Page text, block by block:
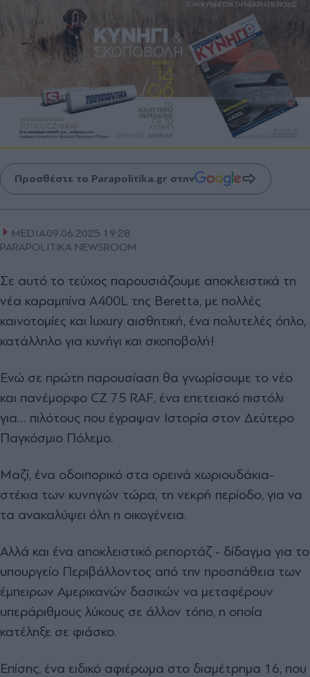
Προσθέστε το Parapolitika.gr στην
MEDIA09.06.2025 19:28
PARAPOLITIKA NEWSROOM
Σε αυτό το τεύχος παρουσιάζουμε αποκλειστικά τη
νέα καραμπίνα Α400L της Beretta, με πολλές
καινοτομίες και luxury αισθητική, ένα πολυτελές όπλο,
κατάλληλο για κυνήγι και σκοποβολή!
Ενώ σε πρώτη παρουσίαση θα γνωρίσουμε το νέο
και πανέμορφο CZ 75 RAF, ένα επετειακό πιστόλι
για… πιλότους που έγραψαν Ιστορία στον Δεύτερο
Παγκόσμιο Πόλεμο.
Μαζί, ένα οδοιπορικό στα ορεινά χωριουδάκια-
στέκια των κυνηγών τώρα, τη νεκρή περίοδο, για να
τα ανακαλύψει όλη η οικογένεια.
Αλλά και ένα αποκλειστικό ρεπορτάζ - δίδαγμα για το
υπουργείο Περιβάλλοντος από την προσπάθεια των
έμπειρων Αμερικανών δασικών να μεταφέρουν
υπεράριθμους λύκους σε άλλον τόπο, η οποία
κατέληξε σε φιάσκο.
Επίσης, ένα ειδικό αφιέρωμα στο διαμέτρημα 16, που